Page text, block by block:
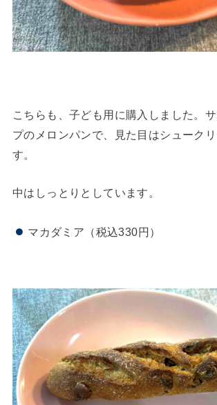
こちらも、子ども用に購入しました。
プのメロンパンで、見た目はシューク
す。
中はしっとりとしています。
マカダミア（税込330円）